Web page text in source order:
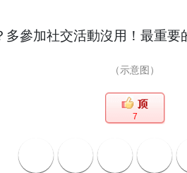
（示意图）
7